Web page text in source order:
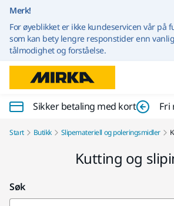
Merk!
For øyeblikket er ikke kundeservicen vår på
som kan bety lengre responstider enn
tålmodighet og forståelse.
Sikker betaling med kort Fri
Start Butikk Slipemateriell og poleringsmidler
Kutting og
Søk